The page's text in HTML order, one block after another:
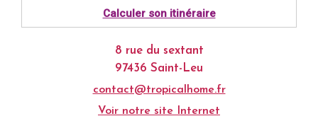
Calculer son itinéraire
8 rue du sextant
97436 Saint-Leu
contact@tropicalhome.fr
Voir notre site Internet